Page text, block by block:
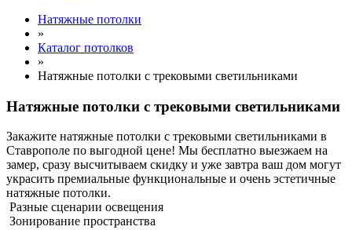
Натяжные потолки
»
Каталог потолков
»
Натяжные потолки с трековыми светильниками
Натяжные потолки с трековыми светильниками
Закажите натяжные потолки с трековыми светильниками в
Ставрополе по выгодной цене! Мы бесплатно выезжаем на
замер, сразу высчитываем скидку и уже завтра ваш дом могут
украсить премиальные функциональные и очень эстетичные
натяжные потолки.
Разные сценарии освещения
Зонирование пространства